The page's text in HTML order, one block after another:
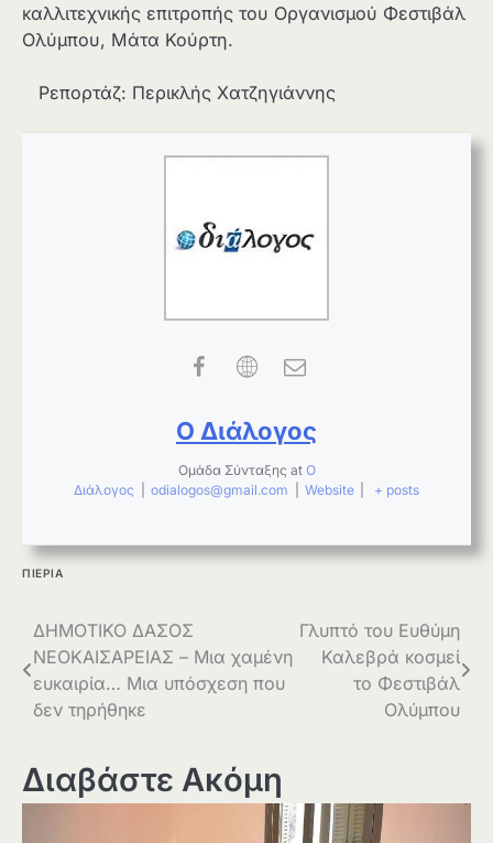
καλλιτεχνικής επιτροπής του Οργανισμού Φεστιβάλ
Ολύμπου, Μάτα Κούρτη.
Ρεπορτάζ: Περικλής Χατζηγιάννης
Ο Διάλογος
Ομάδα Σύνταξης at Ο
Διάλογος
odialogos@gmail.com Website + posts
ΠΙΕΡΙΑ
Πλοήγηση
άρθρων
ΔΗΜΟΤΙΚΟ ΔΑΣΟΣ
ΝΕΟΚΑΙΣΑΡΕΙΑΣ – Μια χαμένη
ευκαιρία… Μια υπόσχεση που
δεν τηρήθηκε
Γλυπτό του Ευθύμη
Καλεβρά κοσμεί
το Φεστιβάλ
Ολύμπου
Διαβάστε Ακόμη